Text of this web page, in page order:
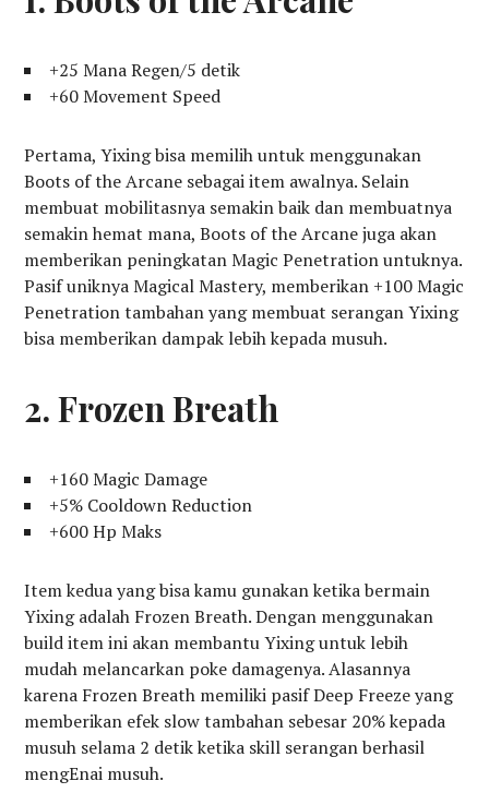
+25 Mana Regen/5 detik
+60 Movement Speed
Pertama, Yixing bisa memilih untuk menggunakan
Boots of the Arcane sebagai item awalnya. Selain
membuat mobilitasnya semakin baik dan membuatnya
semakin hemat mana, Boots of the Arcane juga akan
memberikan peningkatan Magic Penetration untuknya.
Pasif uniknya Magical Mastery, memberikan +100 Magic
Penetration tambahan yang membuat serangan Yixing
bisa memberikan dampak lebih kepada musuh.
2. Frozen Breath
+160 Magic Damage
+5% Cooldown Reduction
+600 Hp Maks
Item kedua yang bisa kamu gunakan ketika bermain
Yixing adalah Frozen Breath. Dengan menggunakan
build item ini akan membantu Yixing untuk lebih
mudah melancarkan poke damagenya. Alasannya
karena Frozen Breath memiliki pasif Deep Freeze yang
memberikan efek slow tambahan sebesar 20% kepada
musuh selama 2 detik ketika skill serangan berhasil
mengEnai musuh.